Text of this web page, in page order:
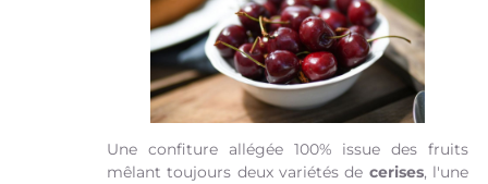
Une confiture allégée 100% issue des fruits
mêlant toujours deux variétés de cerises, l'une